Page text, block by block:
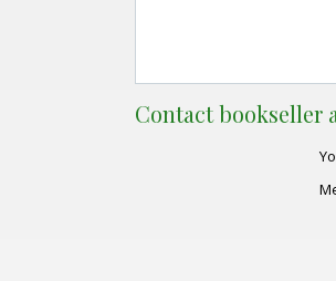
Contact bookseller